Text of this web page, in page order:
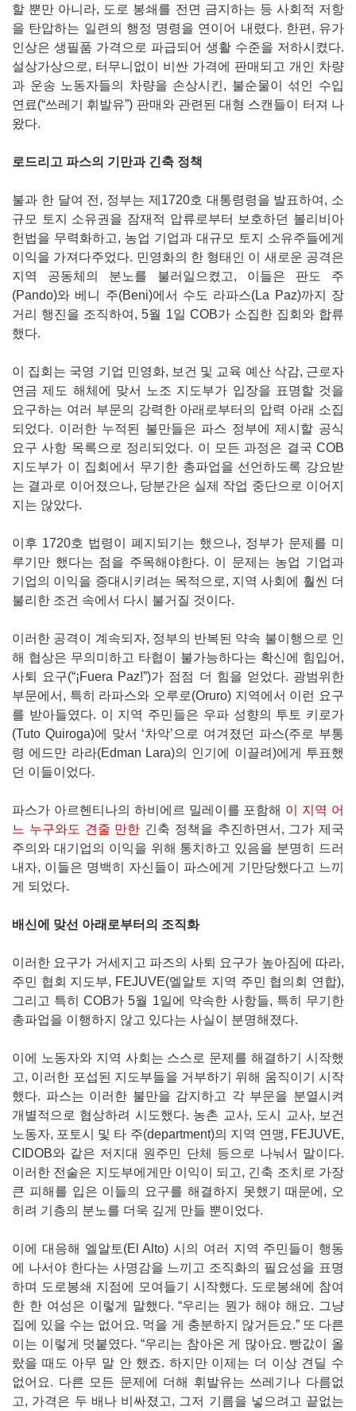
할 뿐만 아니라, 도로 봉쇄를 전면 금지하는 등 사회적 저항
을 탄압하는 일련의 행정 명령을 연이어 내렸다. 한편, 유가
인상은 생필품 가격으로 파급되어 생활 수준을 저하시켰다.
설상가상으로, 터무니없이 비싼 가격에 판매되고 개인 차량
과 운송 노동자들의 차량을 손상시킨, 불순물이 섞인 수입
연료(“쓰레기 휘발유”) 판매와 관련된 대형 스캔들이 터져 나
왔다.
로드리고 파스의 기만과 긴축 정책
불과 한 달여 전, 정부는 제1720호 대통령령을 발표하여, 소
규모 토지 소유권을 잠재적 압류로부터 보호하던 볼리비아
헌법을 무력화하고, 농업 기업과 대규모 토지 소유주들에게
이익을 가져다주었다. 민영화의 한 형태인 이 새로운 공격은
지역 공동체의 분노를 불러일으켰고, 이들은 판도 주
(Pando)와 베니 주(Beni)에서 수도 라파스(La Paz)까지 장
거리 행진을 조직하여, 5월 1일 COB가 소집한 집회와 합류
했다.
이 집회는 국영 기업 민영화, 보건 및 교육 예산 삭감, 근로자
연금 제도 해체에 맞서 노조 지도부가 입장을 표명할 것을
요구하는 여러 부문의 강력한 아래로부터의 압력 아래 소집
되었다. 이러한 누적된 불만들은 파스 정부에 제시할 공식
요구 사항 목록으로 정리되었다. 이 모든 과정은 결국 COB
지도부가 이 집회에서 무기한 총파업을 선언하도록 강요받
는 결과로 이어졌으나, 당분간은 실제 작업 중단으로 이어지
지는 않았다.
이후 1720호 법령이 폐지되기는 했으나, 정부가 문제를 미
루기만 했다는 점을 주목해야한다. 이 문제는 농업 기업과
기업의 이익을 증대시키려는 목적으로, 지역 사회에 훨씬 더
불리한 조건 속에서 다시 불거질 것이다.
이러한 공격이 계속되자, 정부의 반복된 약속 불이행으로 인
해 협상은 무의미하고 타협이 불가능하다는 확신에 힘입어,
사퇴 요구(“¡Fuera Paz!”)가 점점 더 힘을 얻었다. 광범위한
부문에서, 특히 라파스와 오루로(Oruro) 지역에서 이런 요구
를 받아들였다. 이 지역 주민들은 우파 성향의 투토 키로가
(Tuto Quiroga)에 맞서 ‘차악’으로 여겨졌던 파스(주로 부통
령 에드만 라라(Edman Lara)의 인기에 이끌려)에게 투표했
던 이들이었다.
파스가 아르헨티나의 하비에르 밀레이를 포함해 이 지역 어
느 누구와도 견줄 만한 긴축 정책을 추진하면서, 그가 제국
주의와 대기업의 이익을 위해 통치하고 있음을 분명히 드러
내자, 이들은 명백히 자신들이 파스에게 기만당했다고 느끼
게 되었다.
배신에 맞선 아래로부터의 조직화
이러한 요구가 거세지고 파즈의 사퇴 요구가 높아짐에 따라,
주민 협회 지도부, FEJUVE(엘알토 지역 주민 협의회 연합),
그리고 특히 COB가 5월 1일에 약속한 사항들, 특히 무기한
총파업을 이행하지 않고 있다는 사실이 분명해졌다.
이에 노동자와 지역 사회는 스스로 문제를 해결하기 시작했
고, 이러한 포섭된 지도부들을 거부하기 위해 움직이기 시작
했다. 파스는 이러한 불만을 감지하고 각 부문을 분열시켜
개별적으로 협상하려 시도했다. 농촌 교사, 도시 교사, 보건
노동자, 포토시 및 타 주(department)의 지역 연맹, FEJUVE,
CIDOB와 같은 저지대 원주민 단체 등으로 나눠서 말이다.
이러한 전술은 지도부에게만 이익이 되고, 긴축 조치로 가장
큰 피해를 입은 이들의 요구를 해결하지 못했기 때문에, 오
히려 기층의 분노를 더욱 깊게 만들 뿐이었다.
이에 대응해 엘알토(El Alto) 시의 여러 지역 주민들이 행동
에 나서야 한다는 사명감을 느끼고 조직화의 필요성을 표명
하며 도로봉쇄 지점에 모여들기 시작했다. 도로봉쇄에 참여
한 한 여성은 이렇게 말했다. “우리는 뭔가 해야 해요. 그냥
집에 있을 수는 없어요. 먹을 게 충분하지 않거든요.” 또 다른
이는 이렇게 덧붙였다. “우리는 참아온 게 많아요. 빵값이 올
랐을 때도 아무 말 안 했죠. 하지만 이제는 더 이상 견딜 수
없어요. 다른 모든 문제에 더해 휘발유는 쓰레기나 다름없
고, 가격은 두 배나 비싸졌고, 그저 기름을 넣으려고 끝없는